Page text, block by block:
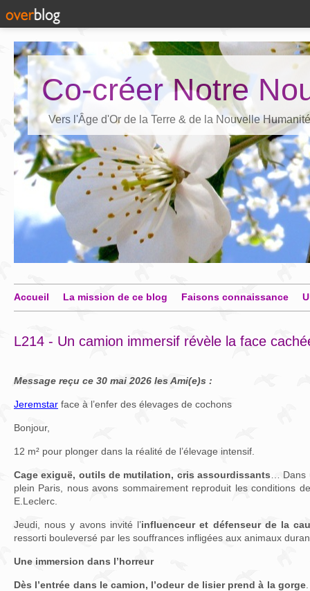
Co-créer Notre
Vers l'Âge d'Or de la Terre & de la Nouvelle Humanité
Accueil La mission de ce blog Faisons connaissance
L214 - Un camion immersif révèle la face
Message reçu ce 30 mai 2026 les Ami(e)s :
Jeremstar face à l’enfer des élevages de cochons
Bonjour,
12 m² pour plonger dans la réalité de l’élevage intensif.
Cage exiguë, outils de mutilation, cris assourdissants … Dans
plein Paris, nous avons sommairement reproduit les conditions
E.Leclerc.
Jeudi, nous y avons invité l’influenceur et défenseur de la
ressorti bouleversé par les souffrances infligées aux animaux
Une immersion dans l’horreur
Dès l’entrée dans le camion, l’odeur de lisier prend à la gorge